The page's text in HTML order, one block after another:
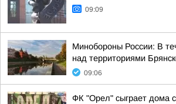
09:09
Минобороны России: В
над территориями
09:06
ФК "Орел" сыграет дома